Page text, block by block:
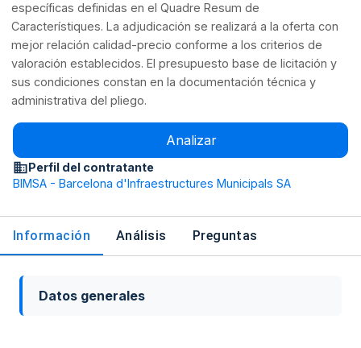
específicas definidas en el Quadre Resum de
Característiques. La adjudicación se realizará a la oferta con
mejor relación calidad-precio conforme a los criterios de
valoración establecidos. El presupuesto base de licitación y
sus condiciones constan en la documentación técnica y
administrativa del pliego.
Analizar
Perfil del contratante
BIMSA - Barcelona d'Infraestructures Municipals SA
Información Análisis Preguntas
Datos generales